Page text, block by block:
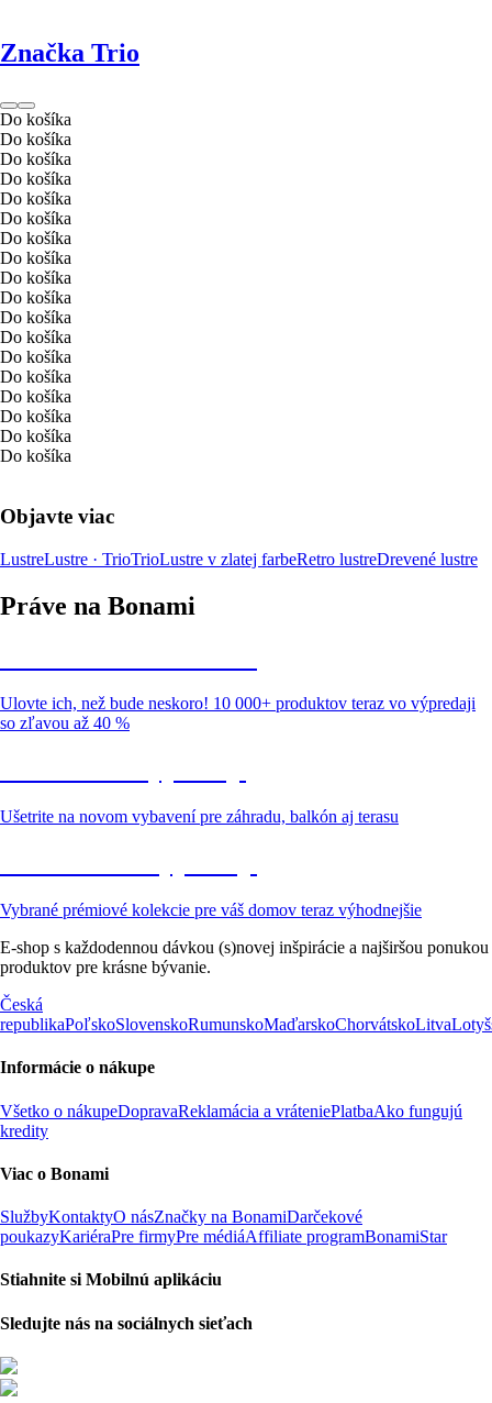
Značka Trio
Do košíka
Do košíka
Do košíka
Do košíka
Do košíka
Do košíka
Do košíka
Do košíka
Do košíka
Do košíka
Do košíka
Do košíka
Do košíka
Do košíka
Do košíka
Do košíka
Do košíka
Do košíka
Objavte viac
LustreLustre · TrioTrioLustre v zlatej farbeRetro lustreDrevené lustre
Práve na Bonami
Ulovte ich, než bude neskoro! 10 000+ produktov teraz vo výpredaji
so zľavou až 40 %
Ušetrite na novom vybavení pre záhradu, balkón aj terasu
Vybrané prémiové kolekcie pre váš domov teraz výhodnejšie
E-shop s každodennou dávkou (s)novej inšpirácie a najširšou ponukou
produktov pre krásne bývanie.
Česká
republikaPoľskoSlovenskoRumunskoMaďarskoChorvátskoLitva
Informácie o nákupe
Všetko o nákupeDopravaReklamácia a vráteniePlatbaAko fungujú
kredity
Viac o Bonami
SlužbyKontaktyO násZnačky na BonamiDarčekové
poukazyKariéraPre firmyPre médiáAffiliate programBonamiStar
Stiahnite si Mobilnú aplikáciu
Sledujte nás na sociálnych sieťach